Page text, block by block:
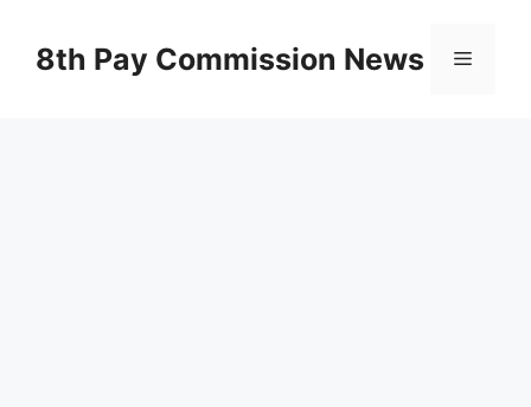
content8th Pay Commission News Menu